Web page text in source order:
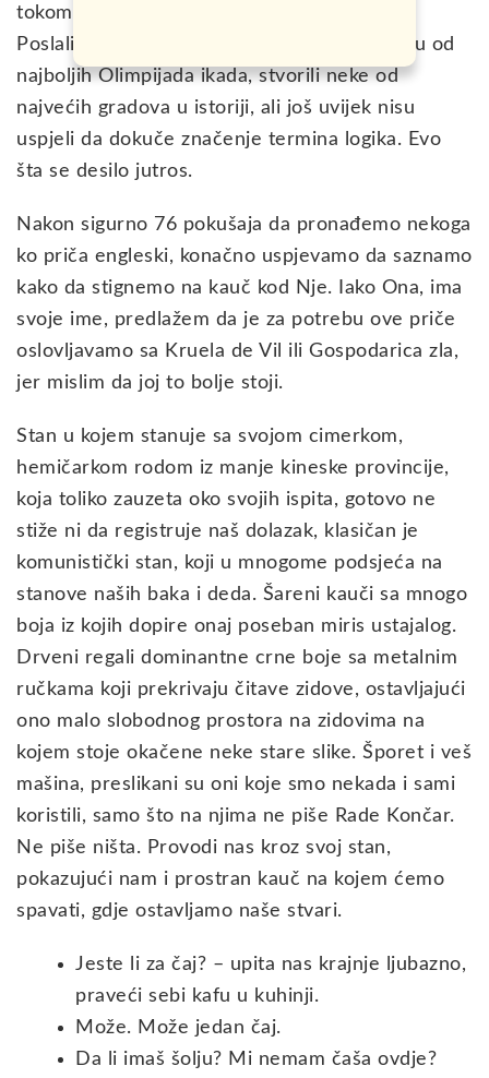
tokom godina pojavila gomila moćnih stvari.
Poslali su ljude na mjesec, organizovali jednu od
najboljih Olimpijada ikada, stvorili neke od
najvećih gradova u istoriji, ali još uvijek nisu
uspjeli da dokuče značenje termina logika. Evo
šta se desilo jutros.
Nakon sigurno 76 pokušaja da pronađemo nekoga
ko priča engleski, konačno uspjevamo da saznamo
kako da stignemo na kauč kod Nje. Iako Ona, ima
svoje ime, predlažem da je za potrebu ove priče
oslovljavamo sa Kruela de Vil ili Gospodarica zla,
jer mislim da joj to bolje stoji.
Stan u kojem stanuje sa svojom cimerkom,
hemičarkom rodom iz manje kineske provincije,
koja toliko zauzeta oko svojih ispita, gotovo ne
stiže ni da registruje naš dolazak, klasičan je
komunistički stan, koji u mnogome podsjeća na
stanove naših baka i deda. Šareni kauči sa mnogo
boja iz kojih dopire onaj poseban miris ustajalog.
Drveni regali dominantne crne boje sa metalnim
ručkama koji prekrivaju čitave zidove, ostavljajući
ono malo slobodnog prostora na zidovima na
kojem stoje okačene neke stare slike. Šporet i veš
mašina, preslikani su oni koje smo nekada i sami
koristili, samo što na njima ne piše Rade Končar.
Ne piše ništa. Provodi nas kroz svoj stan,
pokazujući nam i prostran kauč na kojem ćemo
spavati, gdje ostavljamo naše stvari.
Jeste li za čaj? – upita nas krajnje ljubazno,
praveći sebi kafu u kuhinji.
Može. Može jedan čaj.
Da li imaš šolju? Mi nemam čaša ovdje?